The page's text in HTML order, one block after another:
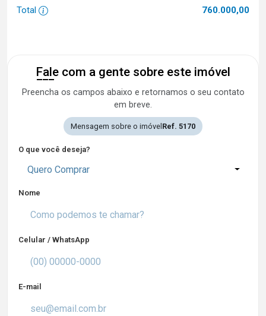
Total 760.000,00
Fale com a gente sobre este imóvel
Preencha os campos abaixo e retornamos o seu contato
em breve.
Mensagem sobre o imóvelRef. 5170
O que você deseja?
Quero Comprar
Nome
Celular / WhatsApp
E-mail